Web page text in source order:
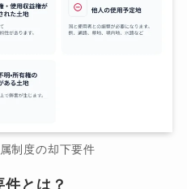
制度の却下要件
とは？